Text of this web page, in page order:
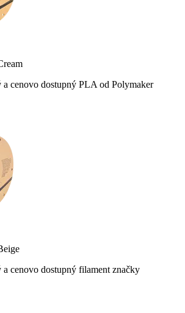
cenovo dostupný PLA od Polymaker
cenovo dostupný filament značky